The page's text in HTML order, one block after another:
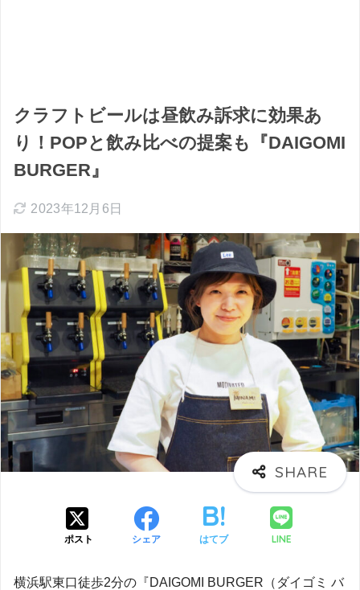
クラフトビールは昼飲み訴求に効果あ
り！POPと飲み比べの提案も『DAIGOMI
BURGER』
2023年12月6日
ポスト シェア はてブ LINE
横浜駅東口徒歩2分の『DAIGOMI BURGER（ダイゴミ バ